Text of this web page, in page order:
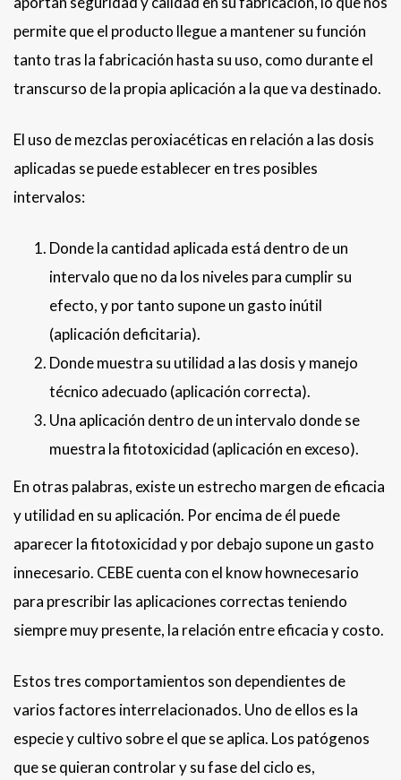
permite que el producto llegue a mantener su función
tanto tras la fabricación hasta su uso, como durante el
transcurso de la propia aplicación a la que va destinado.
El uso de mezclas peroxiacéticas en relación a las dosis
aplicadas se puede establecer en tres posibles
intervalos:
Donde la cantidad aplicada está dentro de un
intervalo que no da los niveles para cumplir su
efecto, y por tanto supone un gasto inútil
(aplicación deficitaria).
Donde muestra su utilidad a las dosis y manejo
técnico adecuado (aplicación correcta).
Una aplicación dentro de un intervalo donde se
muestra la fitotoxicidad (aplicación en exceso).
En otras palabras, existe un estrecho margen de eficacia
y utilidad en su aplicación. Por encima de él puede
aparecer la fitotoxicidad y por debajo supone un gasto
innecesario. CEBE cuenta con el know hownecesario
para prescribir las aplicaciones correctas teniendo
siempre muy presente, la relación entre eficacia y costo.
Estos tres comportamientos son dependientes de
varios factores interrelacionados. Uno de ellos es la
especie y cultivo sobre el que se aplica. Los patógenos
que se quieran controlar y su fase del ciclo es,